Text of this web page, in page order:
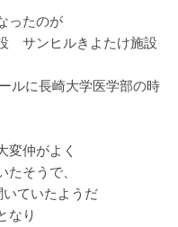
ったのが
サンヒルきよたけ施設
ルに長崎大学医学部の時
変仲がよく
そうで、
ていたようだ
なり